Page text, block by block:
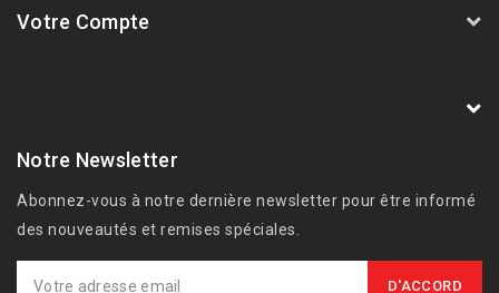
Votre Compte
Notre Newsletter
Abonnez-vous à notre dernière newsletter pour être informé
des nouveautés et remises spéciales.